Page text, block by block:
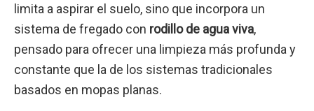
limita a aspirar el suelo, sino que incorpora un
sistema de fregado con rodillo de agua viva,
pensado para ofrecer una limpieza más profunda y
constante que la de los sistemas tradicionales
basados en mopas planas.